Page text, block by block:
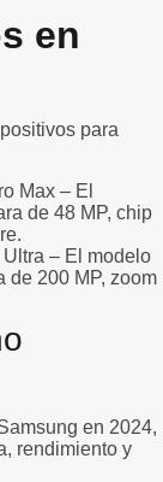
en
para
Max – El
de 48 MP, chip
– El modelo
de 200 MP, zoom
en 2024,
rendimiento y